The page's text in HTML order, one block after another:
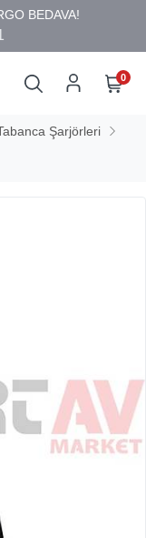
0
Şarjörleri